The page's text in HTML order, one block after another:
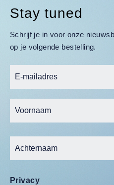
Stay tuned
Schrijf je in voor onze
op je volgende bestelling.
Privacy